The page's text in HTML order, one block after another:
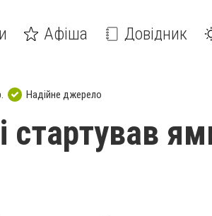
Афіша Довідник
Надійне джерело
стартував